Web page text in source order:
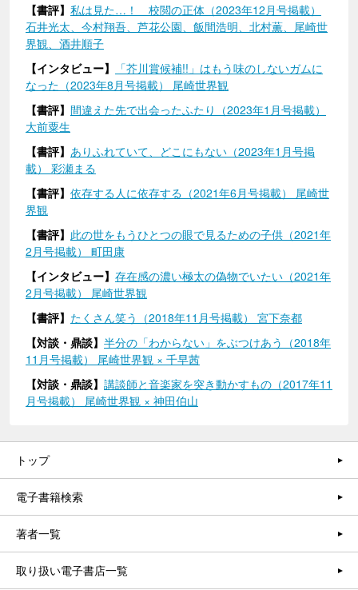
【書評】 私は見た…！ 校閲の正体（2023年12月号掲載）
石井光太、今村翔吾、芦花公園、飯間浩明、北村薫、尾崎世
界観、酒井順子
【インタビュー】
「芥川賞候補!!」はもう味のしないガムに
なった（2023年8月号掲載） 尾崎世界観
【書評】 間違えた先で出会ったふたり（2023年1月号掲載）
大前粟生
【書評】 ありふれていて、どこにもない（2023年1月号掲
載） 彩瀬まる
【書評】 依存する人に依存する（2021年6月号掲載） 尾崎世
界観
【書評】 此の世をもうひとつの眼で見るための子供（2021年
2月号掲載） 町田康
【インタビュー】 存在感の濃い極太の偽物でいたい（2021年
2月号掲載） 尾崎世界観
【書評】 たくさん笑う（2018年11月号掲載） 宮下奈都
【対談・鼎談】 半分の「わからない」をぶつけあう（2018年
11月号掲載） 尾崎世界観 × 千早茜
【対談・鼎談】 講談師と音楽家を突き動かすもの（2017年11
月号掲載） 尾崎世界観 × 神田伯山
トップ
電子書籍検索
著者一覧
取り扱い電子書店一覧